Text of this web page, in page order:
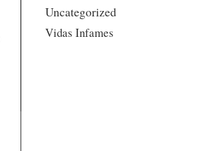
Uncategorized
Vidas Infames